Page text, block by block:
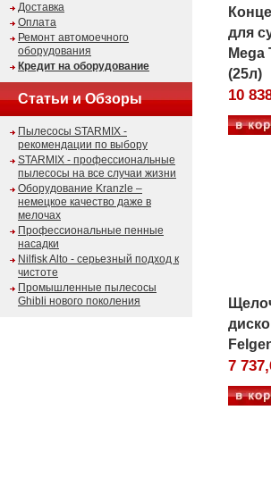
Доставка
Оплата
Ремонт автомоечного
оборудования
Кредит на оборудование
Статьи и Обзоры
Пылесосы STARMIX -
рекомендации по выбору
STARMIX - профессиональные
пылесосы на все случаи жизни
Оборудование Kranzle –
немецкое качество даже в
мелочах
Профессиональные пенные
насадки
Nilfisk Alto - серьезный подход к
чистоте
Промышленные пылесосы
Ghibli нового поколения
для
Mega
(25л)
10
7